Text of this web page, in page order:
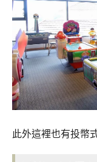
此外這裡也有投幣